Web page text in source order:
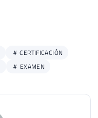
CERTIFICACIÓN
EXAMEN